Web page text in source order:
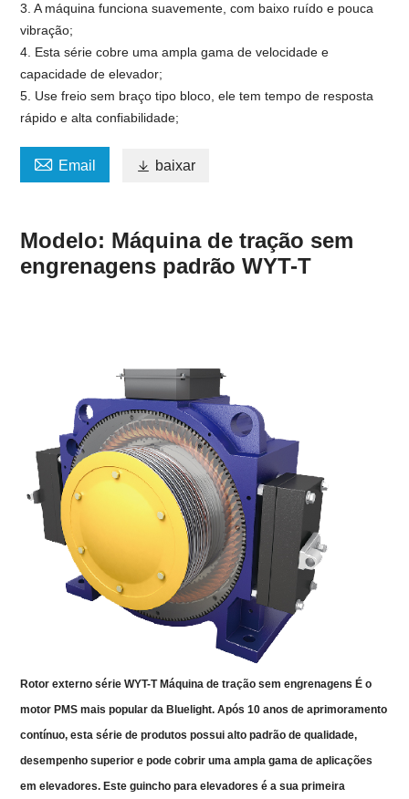
3. A máquina funciona suavemente, com baixo ruído e pouca
vibração;
4. Esta série cobre uma ampla gama de velocidade e
capacidade de elevador;
5. Use freio sem braço tipo bloco, ele tem tempo de resposta
rápido e alta confiabilidade;
 Email  baixar
Modelo: Máquina de tração sem
engrenagens padrão WYT-T
Rotor externo série WYT-T Máquina de tração sem engrenagens É o
motor PMS mais popular da Bluelight. Após 10 anos de aprimoramento
contínuo, esta série de produtos possui alto padrão de qualidade,
desempenho superior e pode cobrir uma ampla gama de aplicações
em elevadores. Este guincho para elevadores é a sua primeira